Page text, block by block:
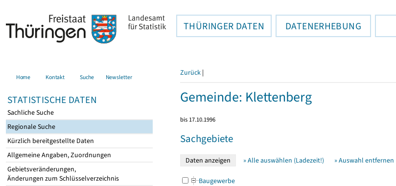
THÜRINGER DATEN DATENERHEBUNG
Home Kontakt Suche Newsletter
STATISTISCHE DATEN
Sachliche Suche
Regionale Suche
Kürzlich bereitgestellte Daten
Allgemeine Angaben, Zuordnungen
Gebietsveränderungen,
Änderungen zum Schlüsselverzeichnis
Zurück |
Gemeinde: Klettenberg
bis 17.10.1996
Sachgebiete
» Alle auswählen (Ladezeit!) » Auswahl entfernen
Baugewerbe